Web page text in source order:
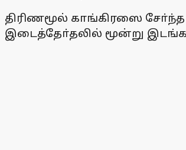
திரிணமூல் காங்கிரஸை
இடைத்தோ்தலில் மூன்று